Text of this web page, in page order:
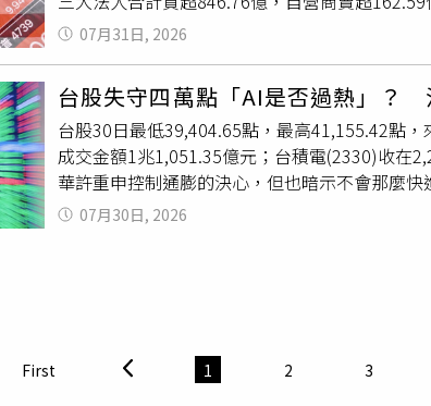
分析與選股策略，協助投資人自動挑選風險較
能選股非常便利，但在實際應用上需特別注意
「歷史數據（Backtesting）」進行回測最佳化
往會失靈。 有些係依據「季報」或「月營收」
外，近年台股大熱，詐騙集團經常假冒各大券
利軟體，提醒民眾留意勿隨意下載來路不明的
兆豐證券同屬官股龍頭陣營，客戶群多為高資
商系統穩定度、資金銀彈及營業據點較有保障
散戶的電子下單手續費折讓如6折或5折；反之
10大。聯發科（2454）漲停，收在3,555元、
（2303）漲停，收在121元、漲11元。本日成
股增長（00981A）、主動復華未來50（
基台灣TOP50（009816）等。還有群益臺灣加
ETF，在大盤經歷連續3天大跌修正後，反而讓
超前五名個股為台積電（2330）、主動野村臺
（2881）。群益投信台股ETF研究團隊表示，
作機制為每日重新平衡，當市場下跌時，資產
制好投資風險。群益ETF經理人洪祥益表示，
07月31日, 2026
台股失守四萬點「AI是否過熱」？
台股30日最低39,404.65點，最高41,155.42點
成交金額1兆1,051.35億元；台積電(2330)收在
華許重申控制通膨的決心，但也暗示不會那麼
市同步出現修正，因美國、台灣與韓國投資人
化賣壓，效應也外溢至台股、日股等亞太市場
淡。整體而言，AI供應鏈長短料問題將在下半
ABF載板、Wafer、以及被動元件，多項材料
07月30日, 2026
First 1 2 3